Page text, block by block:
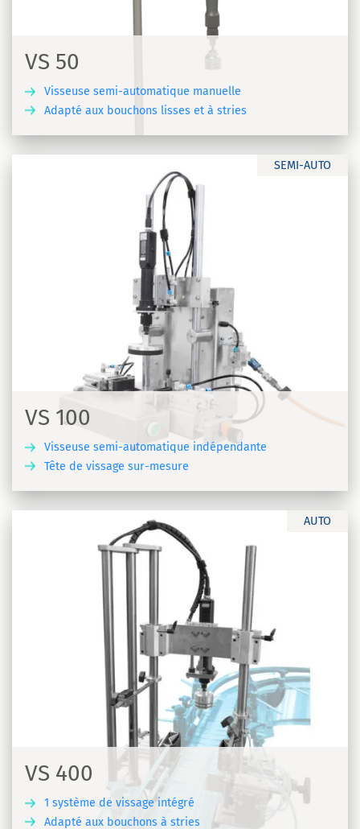
VS 50
Visseuse semi-automatique manuelle
Adapté aux bouchons lisses et à stries
SEMI-AUTO
VS 100
Visseuse semi-automatique indépendante
Tête de vissage sur-mesure
AUTO
VS 400
1 système de vissage intégré
Adapté aux bouchons à stries